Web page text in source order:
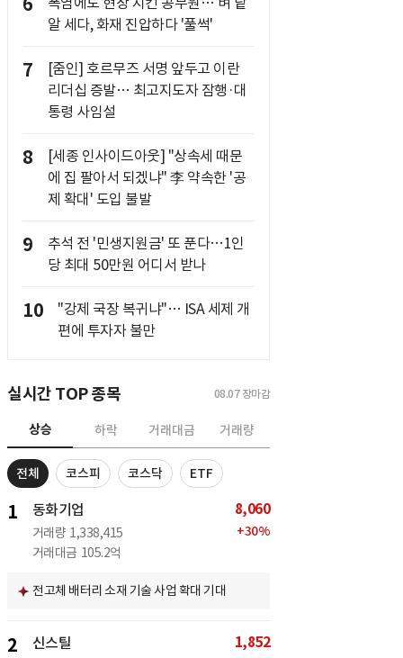
알 세다, 화재 진압하다 '풀썩'
7
[줌인] 호르무즈 서명 앞두고 이란
리더십 증발… 최고지도자 잠행·대
통령 사임설
8
[세종 인사이드아웃] "상속세 때문
에 집 팔아서 되겠냐" 李 약속한 '공
제 확대' 도입 불발
9
추석 전 '민생지원금' 또 푼다…1인
당 최대 50만원 어디서 받나
10
"강제 국장 복귀냐"… ISA 세제 개
편에 투자자 불만
실시간 TOP 종목 08.07 장마감
상승 하락 거래대금 거래량
전체 코스피 코스닥 ETF
1 동화기업
거래량 1,338,415
거래대금 105.2억
8,060
+30%
전고체 배터리 소재 기술 사업 확대 기대
2 신스틸 1,852